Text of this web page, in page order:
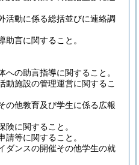
活動に係る総括並びに連絡調
助言に関すること。
への助言指導に関すること。
動施設の管理運営に関するこ
の他教育及び学生に係る広報
険に関すること。
請等に関すること。
ダンスの開催その他学生の就